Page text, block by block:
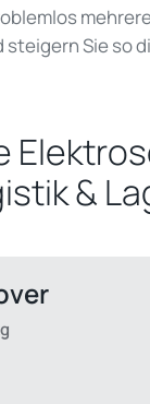
steigern Sie so
&